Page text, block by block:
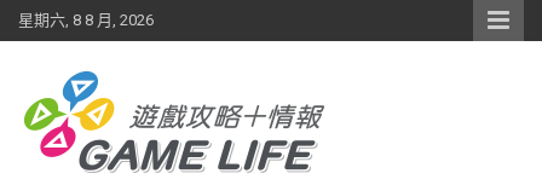
Skip
to
星期六, 8 8 月, 2026